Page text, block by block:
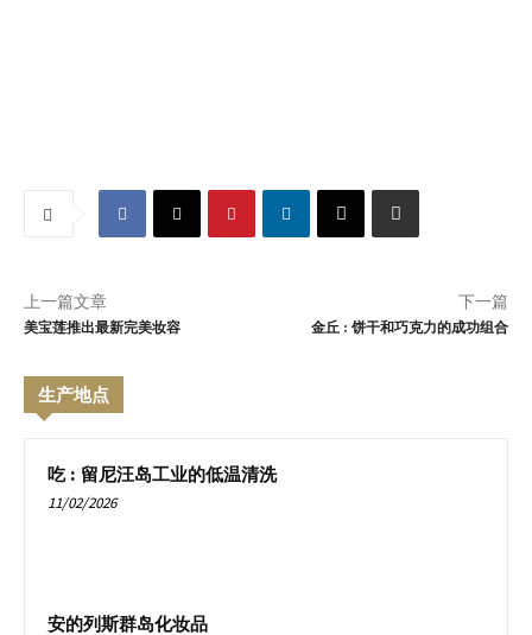
上一篇文章
美宝莲推出最新完美妆容
下一篇
金丘 : 饼干和巧克力的成功组合
生产地点
吃 : 留尼汪岛工业的低温清洗
11/02/2026
安的列斯群岛化妆品